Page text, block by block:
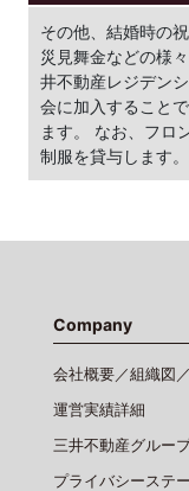
その他、結婚時の
災見舞金などの様
井不動産レジデン
会に加入すること
ます。 なお、フロ
制服を貸与します。
Company
会社概要／組織図
運営実績詳細
三井不動産グルー
プライバシーステ